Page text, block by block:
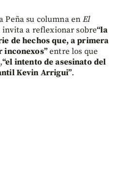
Peña su columna enEl
invita a reflexionar sobre“la
de hechos que, a primera
inconexos”entre los que
“el intento de asesinato del
Kevin Arrigui”.